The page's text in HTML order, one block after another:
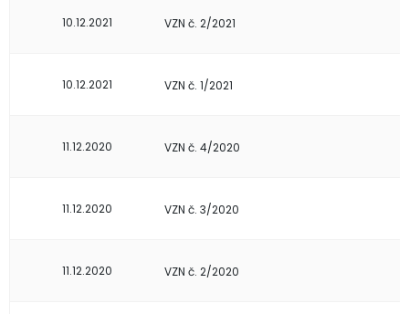
10.12.2021 VZN č. 2/2021
10.12.2021 VZN č. 1/2021
11.12.2020 VZN č. 4/2020
11.12.2020 VZN č. 3/2020
11.12.2020 VZN č. 2/2020